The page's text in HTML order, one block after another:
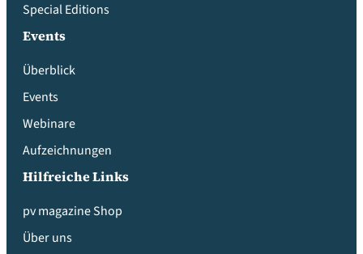
Special Editions
Events
Überblick
Events
Webinare
Aufzeichnungen
Hilfreiche Links
pv magazine Shop
Über uns